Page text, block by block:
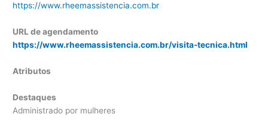
https://www.rheemassistencia.com.br
URL de agendamento
https://www.rheemassistencia.com.br/visita-tecnica.html
Atributos
Destaques
Administrado por mulheres